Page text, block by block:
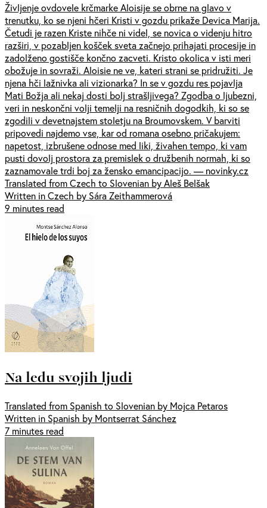
Življenje ovdovele krčmarke Aloisije se obrne na glavo v
trenutku, ko se njeni hčeri Kristi v gozdu prikaže Devica Marija.
Četudi je razen Kriste nihče ni videl, se novica o videnju hitro
razširi, v pozabljen košček sveta začnejo prihajati procesije in
zadolženo gostišče končno zacveti. Kristo okolica v isti meri
obožuje in sovraži. Aloisie ne ve, kateri strani se pridružiti. Je
njena hči lažnivka ali vizionarka? In se v gozdu res pojavlja
Mati Božja ali nekaj dosti bolj strašljivega? Zgodba o ljubezni,
veri in neskončni volji temelji na resničnih dogodkih, ki so se
zgodili v devetnajstem stoletju na Broumovskem. V barviti
pripovedi najdemo vse, kar od romana osebno pričakujem:
napetost, izbrušene odnose med liki, živahen tempo, ki vam
pusti dovolj prostora za premislek o družbenih normah, ki so
zaznamovale trdi boj za žensko emancipacijo. — novinky.cz
Translated from Czech to Slovenian by Aleš Belšak
Written in Czech by Sára Zeithammerová
9 minutes read
Na ledu svojih ljudi
Translated from Spanish to Slovenian by Mojca Petaros
Written in Spanish by Montserrat Sánchez
7 minutes read